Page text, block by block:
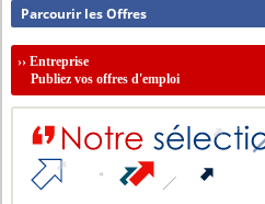
Parcourir les Offres
››Entreprise
Publiez vos offres d'emploi